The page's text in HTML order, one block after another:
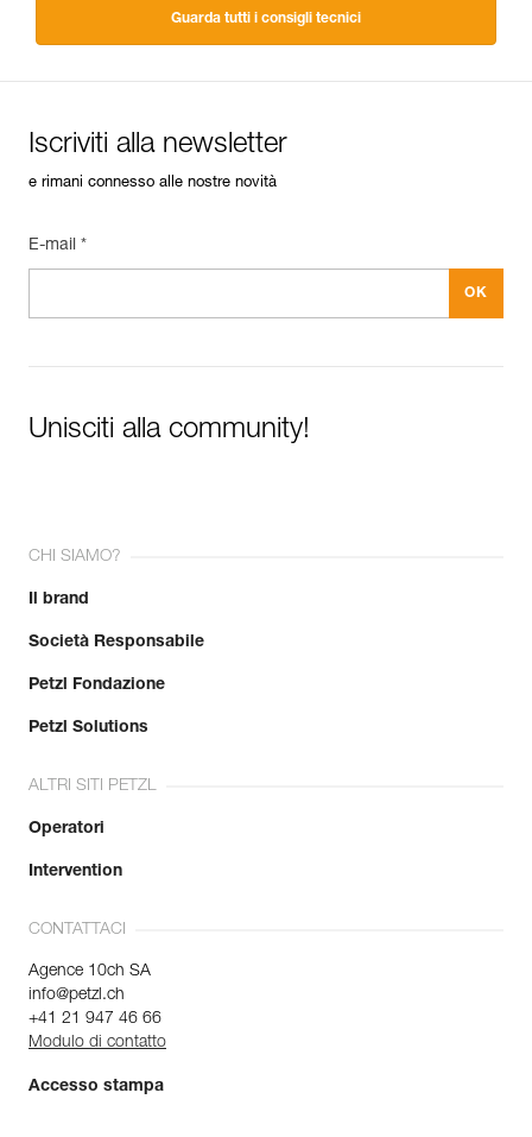
Guarda tutti i consigli tecnici
Iscriviti alla newsletter
e rimani connesso alle nostre novità
E-mail *
Unisciti alla community!
CHI SIAMO?
Il brand
Società Responsabile
Petzl Fondazione
Petzl Solutions
ALTRI SITI PETZL
Operatori
Intervention
CONTATTACI
Agence 10ch SA
info@petzl.ch
+41 21 947 46 66
Modulo di contatto
Accesso stampa